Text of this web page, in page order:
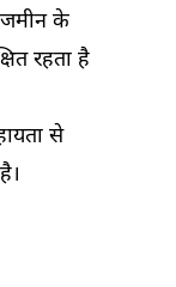
जमीन के
रहता है
से